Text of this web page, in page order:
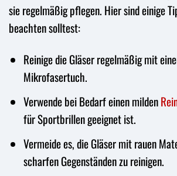
sie regelmäßig pflegen. Hier sind einige
beachten solltest:
Reinige die Gläser regelmäßig mit
Mikrofasertuch.
Verwende bei Bedarf einen milden
für Sportbrillen geeignet ist.
Vermeide es, die Gläser mit rauen
scharfen Gegenständen zu reinigen.